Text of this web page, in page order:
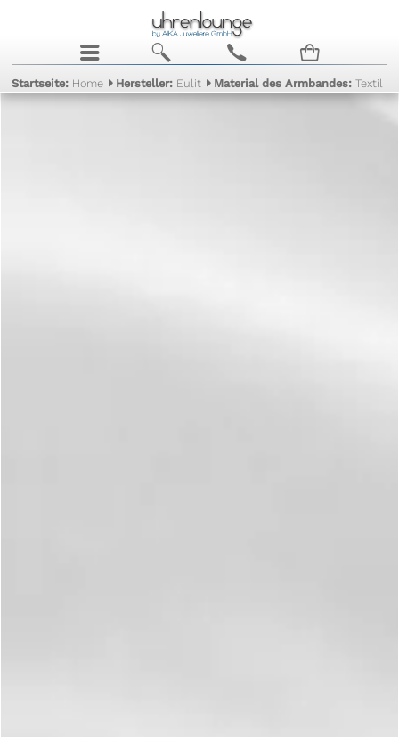
j b c n
Startseite: Home Hersteller: Eulit Material des Armbandes:Textil